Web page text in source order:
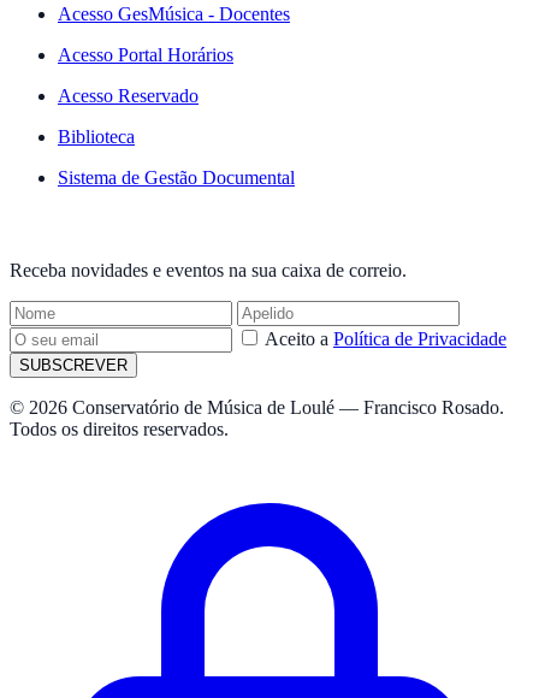
Acesso GesMúsica - Docentes
Acesso Portal Horários
Acesso Reservado
Biblioteca
Sistema de Gestão Documental
Receba novidades e eventos na sua caixa de correio.
Aceito a Política de Privacidade
SUBSCREVER
© 2026 Conservatório de Música de Loulé — Francisco Rosado.
Todos os direitos reservados.